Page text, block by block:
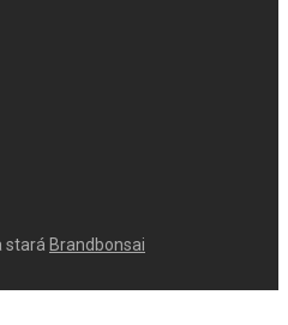
stará Brandbonsai